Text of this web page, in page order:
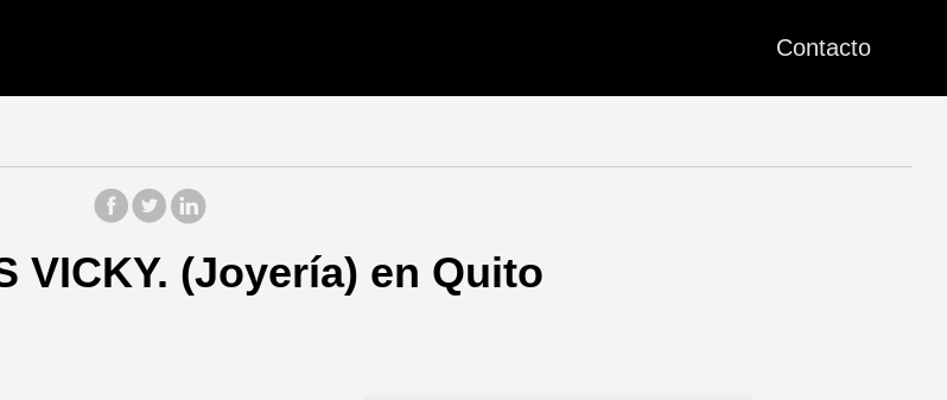
Contacto
VICKY. (Joyería) en Quito